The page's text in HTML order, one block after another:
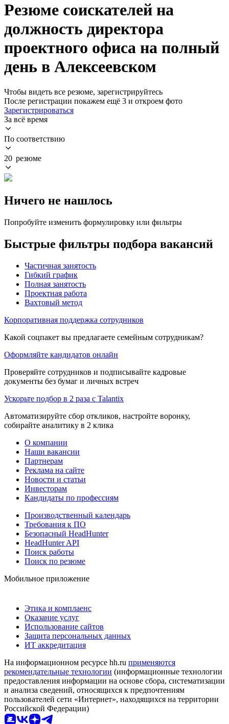
Резюме соискателей на
должность директора
проектного офиса на полный
день в Алексеевском
Чтобы видеть все резюме, зарегистрируйтесь
После регистрации покажем ещё 3 и откроем фото
Зарегистрироваться
За всё время
По соответствию
20 резюме
Ничего не нашлось
Попробуйте изменить формулировку или фильтры
Быстрые фильтры подбора вакансий
Частичная занятость
Гибкий график
Полная занятость
Проектная работа
Вахтовый метод
Корпоративная поддержка сотрудников
Какой соцпакет вы предлагаете семейным сотрудникам?
Оформляйте кандидатов онлайн
Проверяйте сотрудников и подписывайте кадровые
документы без бумаг и личных встреч
Ускорьте подбор в 2 раза с Talantix
Автоматизируйте сбор откликов, настройте воронку,
собирайте аналитику в 2 клика
О компании
Наши вакансии
Партнерам
Реклама на сайте
Новости и статьи
Инвесторам
Кандидаты по профессиям
Производственный календарь
Требования к ПО
Безопасный HeadHunter
HeadHunter API
Поиск работы
Поиск по резюме
Мобильное приложение
Этика и комплаенс
Оказание услуг
Использование сайтов
Защита персональных данных
ИТ аккредитация
На информационном ресурсе hh.ru применяются
рекомендательные технологии (информационные технологии
предоставления информации на основе сбора, систематизации
и анализа сведений, относящихся к предпочтениям
пользователей сети «Интернет», находящихся на территории
Российской Федерации)